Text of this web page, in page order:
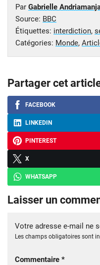
Par Gabrielle
Source: BBC
Étiquettes: interdiction,
Catégories: Monde,
Partager cet
FACEBOOK
LINKEDIN
PINTEREST
X
WHATSAPP
Laisser un
Votre adresse e-mail ne
Les champs obligatoires sont
Commentaire *